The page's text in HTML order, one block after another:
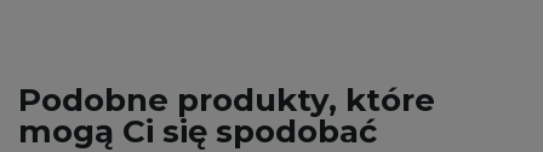
Podobne produkty, które
mogą Ci się spodobać